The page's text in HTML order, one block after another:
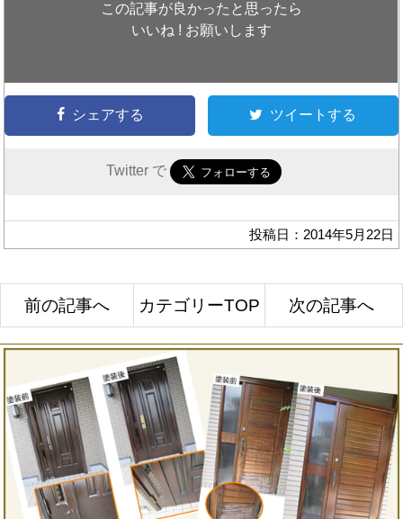
この記事が良かったと思ったら
いいね ! お願いします
シェアする ツイートする
Twitter で
投稿日：2014年5月22日
前の記事へ カテゴリーTOP 次の記事へ